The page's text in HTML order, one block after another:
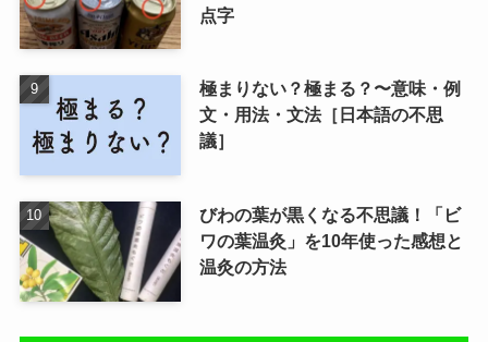
点字
極まりない？極まる？〜意味・例
文・用法・文法［日本語の不思
議］
びわの葉が黒くなる不思議！「ビ
ワの葉温灸」を10年使った感想と
温灸の方法